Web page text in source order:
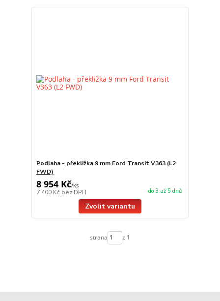
Podlaha - překližka 9 mm Ford Transit V363 (L2
FWD)
8 954 Kč/ks
7 400 Kč bez DPH do 3 až 5 dnů
Zvolit variantu
strana z 1